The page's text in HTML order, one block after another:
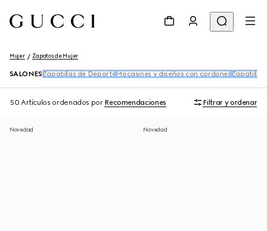
Mujer Zapatos de Mujer
SALONES Zapatillas de DeporteMocasines y diseños con cordones Zapatillas
50 Artículos ordenados por Recomendaciones Filtrar y ordenar
Novedad Novedad